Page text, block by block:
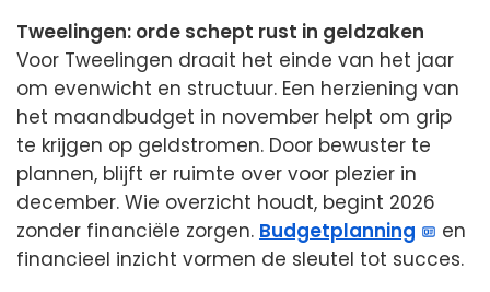
Tweelingen: orde schept rust in geldzaken
Voor Tweelingen draait het einde van het jaar
om evenwicht en structuur. Een herziening van
het maandbudget in november helpt om grip
te krijgen op geldstromen. Door bewuster te
plannen, blijft er ruimte over voor plezier in
december. Wie overzicht houdt, begint 2026
zonder financiële zorgen. Budgetplanning
en
financieel inzicht vormen de sleutel tot succes.